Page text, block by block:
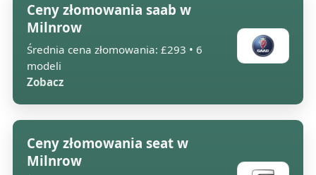
Ceny złomowania saab w
Milnrow
Średnia cena złomowania: £293 • 6
modeli
Zobacz
Ceny złomowania seat w
Milnrow